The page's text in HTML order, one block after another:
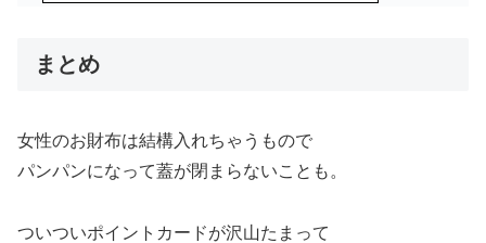
まとめ
女性のお財布は結構入れちゃうもので
パンパンになって蓋が閉まらないことも。
ついついポイントカードが沢山たまって